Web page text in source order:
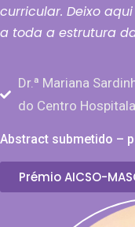
curricular. Deixo
a toda a estrutura da
Dr.ª Mariana
do Centro
Abstract submetido –
Prémio AICSO-